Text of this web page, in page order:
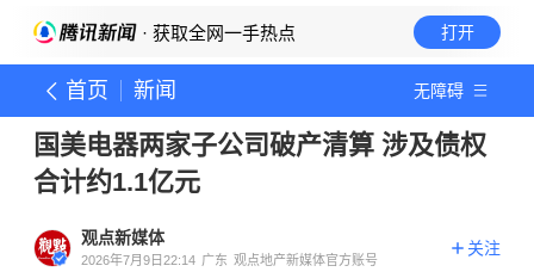
· 获取全网一手热点 打开
首页 新闻 无障碍
国美电器两家子公司破产清算 涉及债权
合计约1.1亿元
观点新媒体
2026年7月9日22:14 广东 观点地产新媒体官方账号
关注